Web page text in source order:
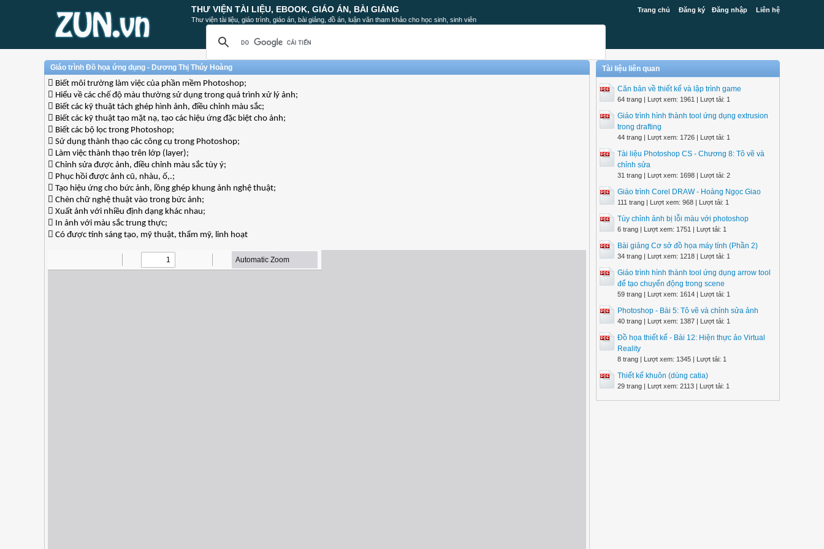
Trang chủ Đăng ký Đăng nhập Liên hệ
THƯ VIỆN TÀI LIỆU, EBOOK, GIÁO ÁN, BÀI GIẢNG
Thư viện tài liệu, giáo trình, giáo án, bài giảng, đồ án, luận văn tham khảo cho học sinh, sinh viên
Giáo trình Đồ họa ứng dụng - Dương Thị Thúy Hoàng
 Biết môi trường làm việc của phần mềm Photoshop;
 Hiểu về các chế độ màu thường sử dụng trong quá trình xử lý ảnh;
 Biết các kỹ thuật tách ghép hình ảnh, điều chỉnh màu sắc;
 Biết các kỹ thuật tạo mặt nạ, tạo các hiệu ứng đặc biệt cho ảnh;
 Biết các bộ lọc trong Photoshop;
 Sử dụng thành thạo các công cụ trong Photoshop;
 Làm việc thành thạo trên lớp (layer);
 Chỉnh sửa được ảnh, điều chỉnh màu sắc tùy ý;
 Phục hồi được ảnh cũ, nhàu, ố,.;
 Tạo hiệu ứng cho bức ảnh, lồng ghép khung ảnh nghệ thuật;
 Chèn chữ nghệ thuật vào trong bức ảnh;
 Xuất ảnh với nhiều định dạng khác nhau;
 In ảnh với màu sắc trung thực;
 Có được tính sáng tạo, mỹ thuật, thẩm mỹ, linh hoạt
Tài liệu liên quan
Căn bản về thiết kế và lập trình game
64 trang | Lượt xem: 1961 | Lượt tải: 1
Giáo trình hình thành tool ứng dụng extrusion
trong drafting
44 trang | Lượt xem: 1726 | Lượt tải: 1
Tài liệu Photoshop CS - Chương 8: Tô vẽ và
chỉnh sửa
31 trang | Lượt xem: 1698 | Lượt tải: 2
Giáo trình Corel DRAW - Hoàng Ngọc Giao
111 trang | Lượt xem: 968 | Lượt tải: 1
Tùy chỉnh ảnh bị lỗi màu với photoshop
6 trang | Lượt xem: 1751 | Lượt tải: 1
Bài giảng Cơ sở đồ họa máy tính (Phần 2)
34 trang | Lượt xem: 1218 | Lượt tải: 1
Giáo trình hình thành tool ứng dụng arrow tool
để tạo chuyển động trong scene
59 trang | Lượt xem: 1614 | Lượt tải: 1
Photoshop - Bài 5: Tô vẽ và chỉnh sửa ảnh
40 trang | Lượt xem: 1387 | Lượt tải: 1
Đồ họa thiết kế - Bài 12: Hiện thực ảo Virtual
Reality
8 trang | Lượt xem: 1345 | Lượt tải: 1
Thiết kế khuôn (dùng catia)
29 trang | Lượt xem: 2113 | Lượt tải: 1